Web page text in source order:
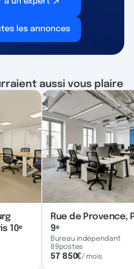
les annonces
aussi vous plaire
10ᵉ
Rue de Provence,
9ᵉ
Bureau indépendant
89postes
57 850€/ mois